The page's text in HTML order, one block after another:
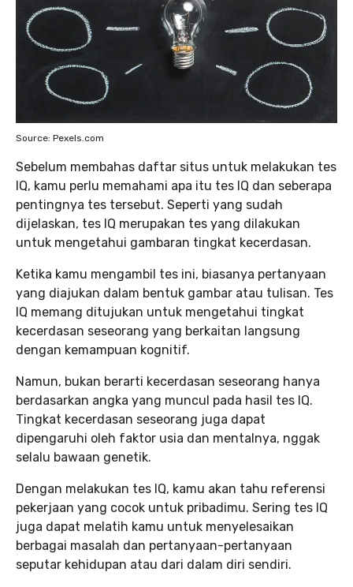
Source: Pexels.com
Sebelum membahas daftar situs untuk melakukan tes
IQ, kamu perlu memahami apa itu tes IQ dan seberapa
pentingnya tes tersebut. Seperti yang sudah
dijelaskan, tes IQ merupakan tes yang dilakukan
untuk mengetahui gambaran tingkat kecerdasan.
Ketika kamu mengambil tes ini, biasanya pertanyaan
yang diajukan dalam bentuk gambar atau tulisan. Tes
IQ memang ditujukan untuk mengetahui tingkat
kecerdasan seseorang yang berkaitan langsung
dengan kemampuan kognitif.
Namun, bukan berarti kecerdasan seseorang hanya
berdasarkan angka yang muncul pada hasil tes IQ.
Tingkat kecerdasan seseorang juga dapat
dipengaruhi oleh faktor usia dan mentalnya, nggak
selalu bawaan genetik.
Dengan melakukan tes IQ, kamu akan tahu referensi
pekerjaan yang cocok untuk pribadimu. Sering tes IQ
juga dapat melatih kamu untuk menyelesaikan
berbagai masalah dan pertanyaan-pertanyaan
seputar kehidupan atau dari dalam diri sendiri.